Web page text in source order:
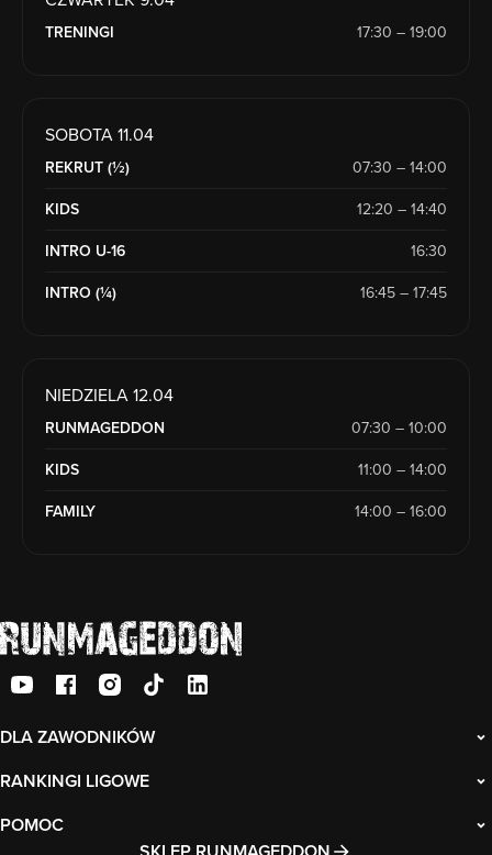
TRENINGI 17:30 – 19:00
SOBOTA 11.04
REKRUT (½)
07:30 – 14:00
KIDS
12:20 – 14:40
INTRO U-16
16:30
INTRO (¼)
16:45 – 17:45
NIEDZIELA 12.04
RUNMAGEDDON
07:30 – 10:00
KIDS
11:00 – 14:00
FAMILY
14:00 – 16:00
DLA ZAWODNIKÓW
RANKINGI LIGOWE
POMOC